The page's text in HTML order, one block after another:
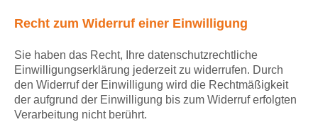
Recht zum Widerruf einer Einwilligung
Sie haben das Recht, Ihre datenschutzrechtliche
Einwilligungserklärung jederzeit zu widerrufen. Durch
den Widerruf der Einwilligung wird die Rechtmäßigkeit
der aufgrund der Einwilligung bis zum Widerruf erfolgten
Verarbeitung nicht berührt.